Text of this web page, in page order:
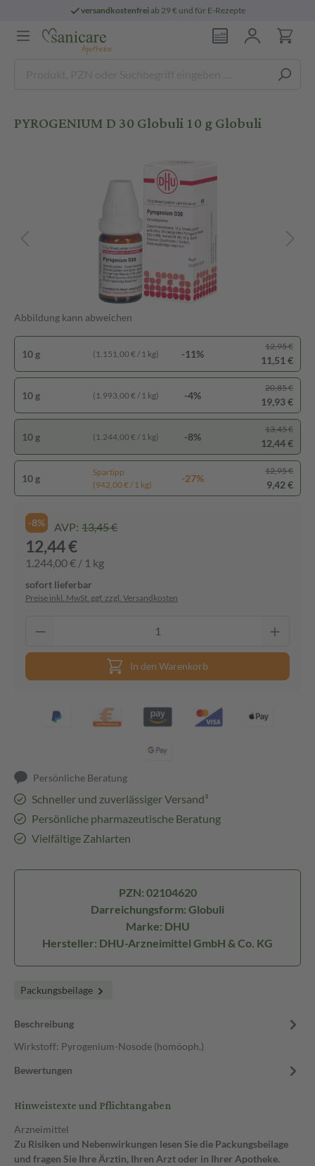
versandkostenfreiab 29 € und für E-Rezepte
PYROGENIUM D 30 Globuli 10 g Globuli
Abbildung kann abweichen
10 g (1.151,00 € / 1 kg) -11%
12,95 €
11,51 €
10 g (1.993,00 € / 1 kg) -4%
20,85 €
19,93 €
10 g (1.244,00 € / 1 kg) -8%
13,45 €
12,44 €
10 g
Spartipp
(942,00 € / 1 kg)
-27%
12,95 €
9,42 €
-8% AVP: 13,45 €
12,44 €
1.244,00 € / 1 kg
sofort lieferbar
Preise inkl. MwSt. ggf. zzgl. Versandkosten
In den Warenkorb
Persönliche Beratung
Schneller und zuverlässiger Versand³
Persönliche pharmazeutische Beratung
Vielfältige Zahlarten
PZN: 02104620
Darreichungsform: Globuli
Marke: DHU
Hersteller: DHU-Arzneimittel GmbH & Co. KG
Packungsbeilage
Beschreibung
Wirkstoff: Pyrogenium-Nosode (homöoph.)
Bewertungen
Hinweistexte und Pflichtangaben
Arzneimittel
Zu Risiken und Nebenwirkungen lesen Sie die Packungsbeilage
und fragen Sie Ihre Ärztin, Ihren Arzt oder in Ihrer Apotheke.